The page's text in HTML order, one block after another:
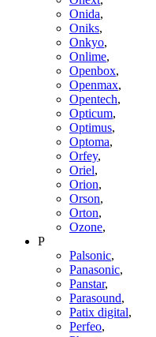
Onida,
Oniks,
Onkyo,
Onlime,
Openbox,
Openmax,
Opentech,
Opticum,
Optimus,
Optoma,
Orfey,
Oriel,
Orion,
Orson,
Orton,
Ozone,
P
Palsonic,
Panasonic,
Panstar,
Parasound,
Patix digital,
Perfeo,